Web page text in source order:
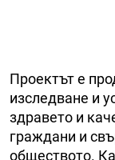
Проектът е
изследване и
здравето и
граждани и
обществото.